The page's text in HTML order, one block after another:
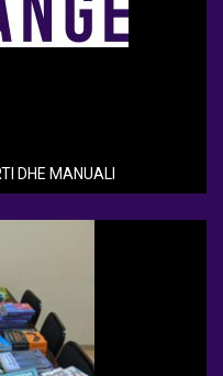
DHE MANUALI